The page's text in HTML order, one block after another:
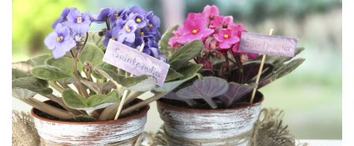
Bydlení
Zahrada
Design
Sledujte prima+